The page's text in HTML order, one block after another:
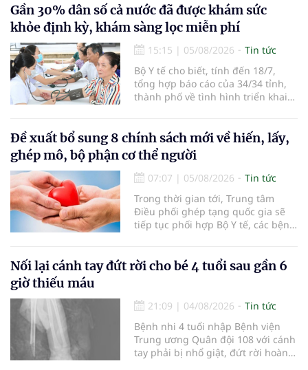
em bé đầu tiên chào đời.
Gần 30% dân số cả nước đã được khám sức
khỏe định kỳ, khám sàng lọc miễn phí
15:15 | 05/08/2026
Tin tức
Bộ Y tế cho biết, tính đến 18/7,
tổng hợp báo cáo của 34/34 tỉnh,
thành phố về tình hình triển khai
nhận 32.286.360 người, chiếm gần
30% dân số cả nước đã được khám
sức khỏe định kỳ năm nay.
Đề xuất bổ sung 8 chính sách mới về hiến, lấy,
ghép mô, bộ phận cơ thể người
07:07 | 05/08/2026
Tin tức
Trong thời gian tới, Trung tâm
Điều phối ghép tạng quốc gia sẽ
tiếp tục phối hợp Bộ Y tế, các bệnh
cường truyền thông, hoàn thiện
quy trình chuyên môn và hệ thống
hiến và ghép mô tạng.
Nối lại cánh tay đứt rời cho bé 4 tuổi sau gần 6
giờ thiếu máu
21:09 | 04/08/2026
Tin tức
Bệnh nhi 4 tuổi nhập Bệnh viện
Trung ương Quân đội 108 với cánh
tay phải bị nhổ giật, đứt rời hoàn